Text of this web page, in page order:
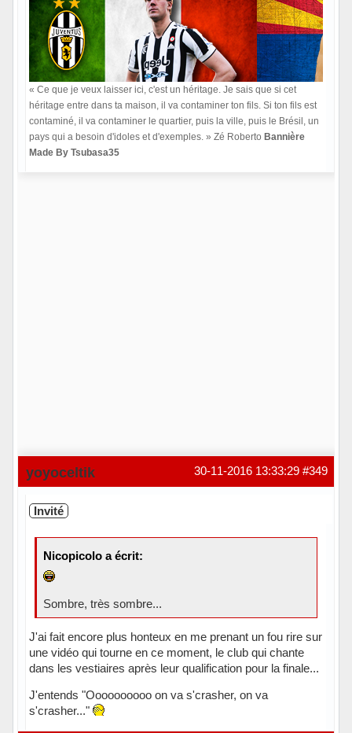
« Ce que je veux laisser ici, c'est un héritage. Je sais que si cet
héritage entre dans ta maison, il va contaminer ton fils. Si ton fils est
contaminé, il va contaminer le quartier, puis la ville, puis le Brésil, un
pays qui a besoin d'idoles et d'exemples. » Zé Roberto Bannière
Made By Tsubasa35
#349
30-11-2016 13:33:29
yoyoceltik
Invité
Nicopicolo a écrit:
Sombre, très sombre...
J'ai fait encore plus honteux en me prenant un fou rire sur
une vidéo qui tourne en ce moment, le club qui chante
dans les vestiaires après leur qualification pour la finale...
J'entends "Oooooooooo on va s'crasher, on va
s'crasher..."